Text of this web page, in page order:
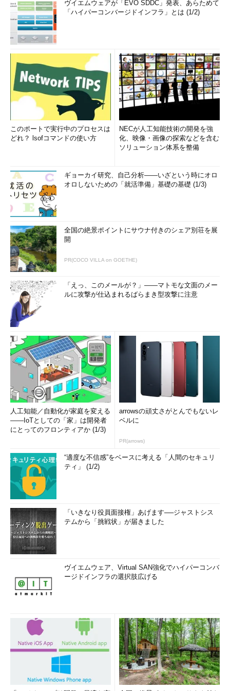
【関連記事】
OWASP AppSec USA 2012 レポート：
WAFの性能を測る方法は？ ソーシャルエンジニアリングを成
功させやすいタイプとは？
http://www.atmarkit.co.jp/ait/articles/1302/12/news013.html
ヴイエムウェアが「EVO SDDC」発表、あらためて
「ハイパーコンバージドインフラ」とは (1/2)
このポートで実行中のプロセスは
どれ？ lsofコマンドの使い方
NECが人工知能技術の開発を強
化、映像・画像の探索などを含む
ソリューション体系を整備
ギョーカイ研究、自己分析――いざという時にオロ
オロしないための「就活準備」基礎の基礎 (1/3)
全国の絶景ポイントにサウナ付きのシェア別荘を展
開
PR(COCO VILLA on GOETHE)
「えっ、このメールが？」――マトモな文面のメー
ルに攻撃が仕込まれるばらまき型攻撃に注意
人工知能／自動化が家庭を変える
――IoTとしての「家」は開発者
にとってのフロンティアか (1/3)
arrowsの頑丈さがとんでもないレ
ベルに
PR(arrows)
“適度な不信感”をベースに考える「人間のセキュリ
ティ」 (1/2)
「いきなり役員面接権」あげます──ジャストシス
テムから「挑戦状」が届きました
ヴイエムウェア、Virtual SAN強化でハイパーコンバ
ージドインフラの選択肢広げる